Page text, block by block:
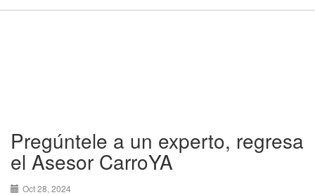
Pregúntele a un experto, regresa
el Asesor CarroYA
Oct 28, 2024